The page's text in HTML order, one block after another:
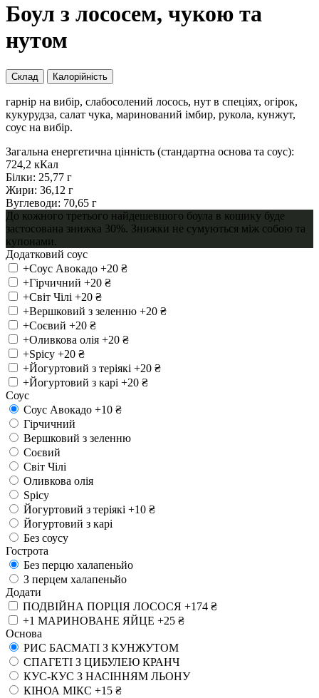
Боул з лососем, чукою та
нутом
Склад Калорійність
гарнір на вибір, слабосолений лосось, нут в спеціях, огірок,
кукурудза, салат чука, маринований імбир, рукола, кунжут,
соус на вибір.
Загальна енергетична цінність (стандартна основа та соус):
724,2 кКал
Білки: 25,77 г
Жири: 36,12 г
Вуглеводи: 70,65 г
До кожного третього найдешевшого боула в кошику буде
застосована знижка 30%. Знижки не сумуються між собою та
купонами.
Додатковий соус
+Соус Авокадо +20 ₴
+Гірчичний +20 ₴
+Світ Чілі +20 ₴
+Вершковий з зеленню +20 ₴
+Соєвий +20 ₴
+Оливкова олія +20 ₴
+Spicy +20 ₴
+Йогуртовий з теріякі +20 ₴
+Йогуртовий з карі +20 ₴
Соус
Соус Авокадо +10 ₴
Гірчичний
Вершковий з зеленню
Соєвий
Світ Чілі
Оливкова олія
Spicy
Йогуртовий з теріякі +10 ₴
Йогуртовий з карі
Без соусу
Гострота
Без перцю халапеньйо
З перцем халапеньйо
Додати
ПОДВІЙНА ПОРЦІЯ ЛОСОСЯ +174 ₴
+1 МАРИНОВАНЕ ЯЙЦЕ +25 ₴
Основа
РИС БАСМАТІ З КУНЖУТОМ
СПАГЕТІ З ЦИБУЛЕЮ КРАНЧ
КУС-КУС З НАСІННЯМ ЛЬОНУ
КІНОА МІКС +15 ₴